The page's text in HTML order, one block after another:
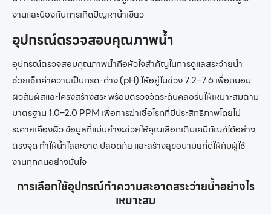
งานและป้องกันการเกิดปัญหาน้ำเขียว
อุปกรณ์ตรวจสอบคุณภาพน้ำ
อุปกรณ์ตรวจสอบคุณภาพน้ำคือหัวใจสำคัญในการดูแลสระว่ายน้ำ
ช่วยเช็กค่าความเป็นกรด-ด่าง (pH) ให้อยู่ในช่วง 7.2–7.6 เพื่อถนอม
ผิวสัมผัสและโครงสร้างสระ พร้อมตรวจวัดระดับคลอรีนให้เหมาะสมตาม
มาตรฐาน 1.0–2.0 PPM เพื่อการฆ่าเชื้อโรคที่มีประสิทธิภาพโดยไม่
ระคายเคืองผิว ข้อมูลที่แม่นยำจะช่วยให้คุณเลือกเติมเคมีภัณฑ์ได้อย่าง
ตรงจุด ทำให้น้ำใสสะอาด ปลอดภัย และสร้างสุขอนามัยที่ดีให้กับผู้ใช้
งานทุกคนอย่างมั่นใจ
การเลือกใช้อุปกรณ์ทำความสะอาดสระว่ายน้ำอย่างไร
เหมาะสม